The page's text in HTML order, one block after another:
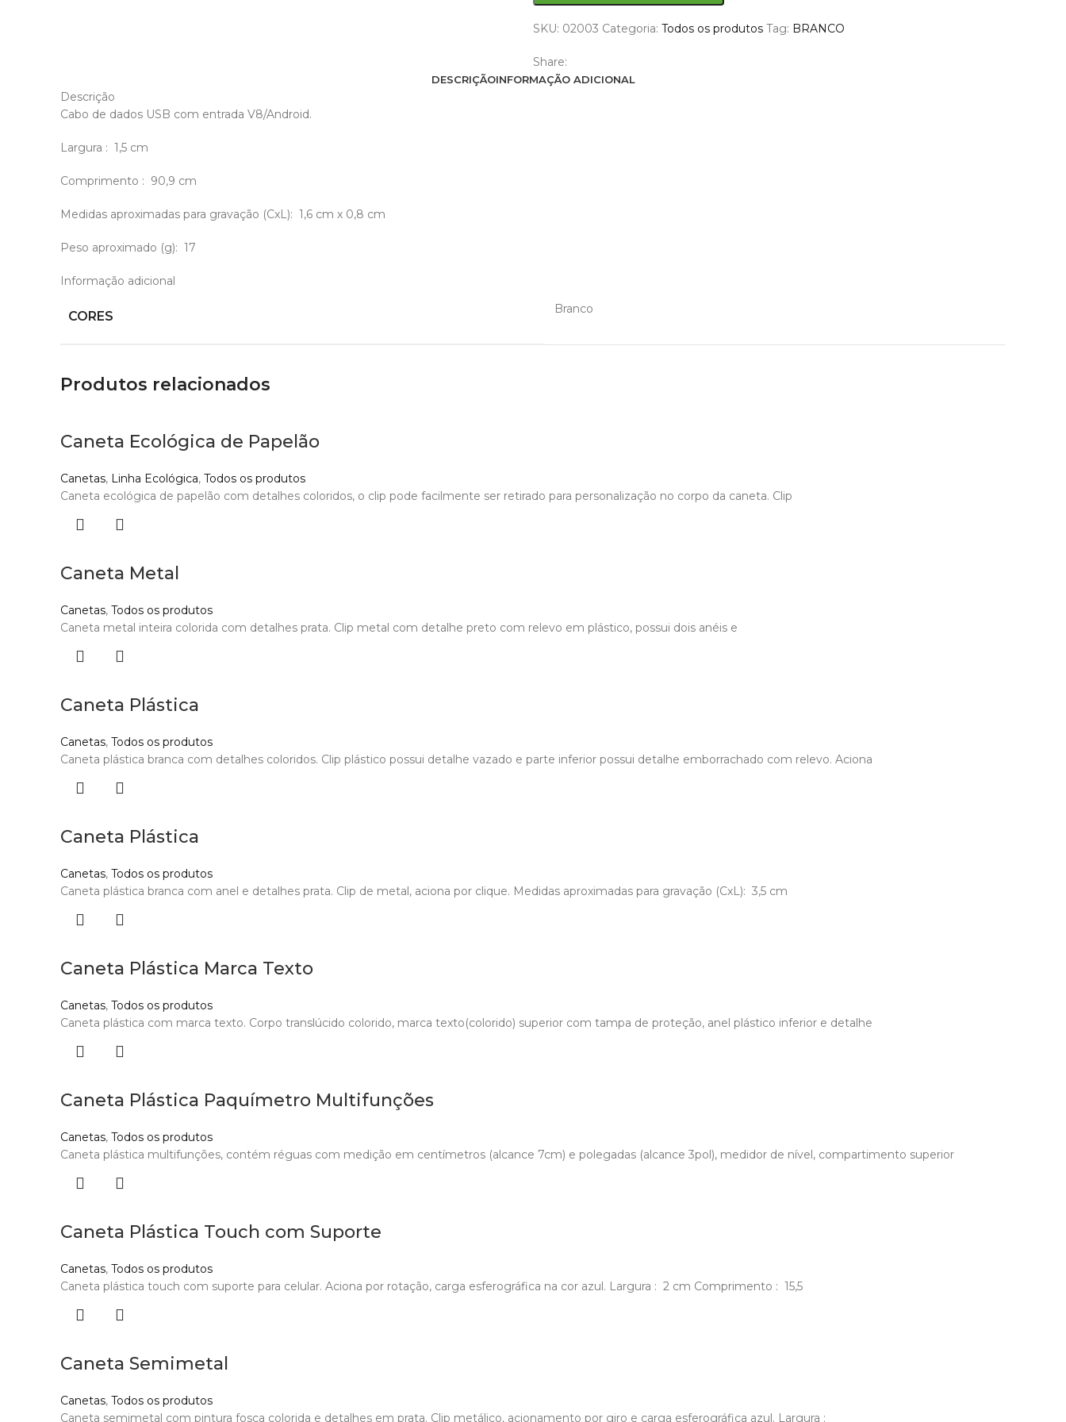
SKU: 02003 Categoria: Todos os produtos Tag: BRANCO
Share:
DESCRIÇÃOINFORMAÇÃO ADICIONAL
Descrição
Cabo de dados USB com entrada V8/Android.
Largura : 1,5 cm
Comprimento : 90,9 cm
Medidas aproximadas para gravação (CxL): 1,6 cm x 0,8 cm
Peso aproximado (g): 17
Informação adicional
CORES Branco
Produtos relacionados
Caneta Ecológica de Papelão
Canetas, Linha Ecológica, Todos os produtos
Caneta ecológica de papelão com detalhes coloridos, o clip pode facilmente ser retirado para personalização no corpo da caneta. Clip
Caneta Metal
Canetas, Todos os produtos
Caneta metal inteira colorida com detalhes prata. Clip metal com detalhe preto com relevo em plástico, possui dois anéis e
Caneta Plástica
Canetas, Todos os produtos
Caneta plástica branca com detalhes coloridos. Clip plástico possui detalhe vazado e parte inferior possui detalhe emborrachado com relevo. Aciona
Caneta Plástica
Canetas, Todos os produtos
Caneta plástica branca com anel e detalhes prata. Clip de metal, aciona por clique. Medidas aproximadas para gravação (CxL): 3,5 cm
Caneta Plástica Marca Texto
Canetas, Todos os produtos
Caneta plástica com marca texto. Corpo translúcido colorido, marca texto(colorido) superior com tampa de proteção, anel plástico inferior e detalhe
Caneta Plástica Paquímetro Multifunções
Canetas, Todos os produtos
Caneta plástica multifunções, contém réguas com medição em centímetros (alcance 7cm) e polegadas (alcance 3pol), medidor de nível, compartimento superior
Caneta Plástica Touch com Suporte
Canetas, Todos os produtos
Caneta plástica touch com suporte para celular. Aciona por rotação, carga esferográfica na cor azul. Largura : 2 cm Comprimento : 15,5
Caneta Semimetal
Canetas, Todos os produtos
Caneta semimetal com pintura fosca colorida e detalhes em prata. Clip metálico, acionamento por giro e carga esferográfica azul. Largura :